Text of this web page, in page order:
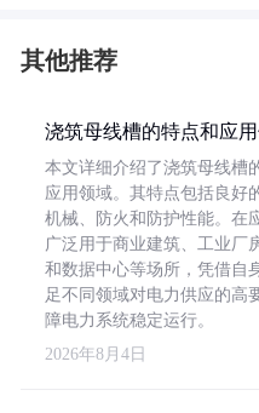
其他推荐
浇筑母线槽的特点和应
本文详细介绍了浇筑母线槽
应用领域。其特点包括良好
机械、防火和防护性能。在
广泛用于商业建筑、工业厂
和数据中心等场所，凭借自
足不同领域对电力供应的高
障电力系统稳定运行。
2026年8月4日